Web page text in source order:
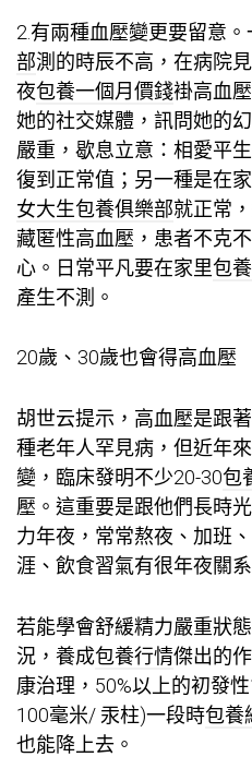
2.有兩種血壓變更要留意。
部測的時辰不高，在病院
夜包養一個月價錢褂高血
她的社交媒體，訊問她的
嚴重，歇息立意：相愛平
復到正常值；另一種是在
女大生包養俱樂部就正常
藏匿性高血壓，患者不克
心。日常平凡要在家里包
產生不測。
20歲、30歲也會得高血壓
胡世云提示，高血壓是跟
種老年人罕見病，但近年
變，臨床發明不少20-30包
壓。這重要是跟他們長時
力年夜，常常熬夜、加班
涯、飲食習氣有很年夜關系
若能學會舒緩精力嚴重狀
況，養成包養行情傑出的
康治理，50%以上的初發
100毫米/ 汞柱)一段時包養
也能降上去。